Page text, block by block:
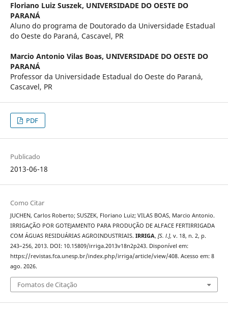
Floriano Luiz Suszek, UNIVERSIDADE DO OESTE DO
PARANÁ
Aluno do programa de Doutorado da Universidade Estadual
do Oeste do Paraná, Cascavel, PR
Marcio Antonio Vilas Boas, UNIVERSIDADE DO OESTE DO
PARANÁ
Professor da Universidade Estadual do Oeste do Paraná,
Cascavel, PR
PDF
Publicado
2013-06-18
Como Citar
JUCHEN, Carlos Roberto; SUSZEK, Floriano Luiz; VILAS BOAS, Marcio Antonio.
IRRIGAÇÃO POR GOTEJAMENTO PARA PRODUÇÃO DE ALFACE FERTIRRIGADA
COM ÁGUAS RESIDUÁRIAS AGROINDUSTRIAIS. IRRIGA, [S. l.], v. 18, n. 2, p.
243–256, 2013. DOI: 10.15809/irriga.2013v18n2p243. Disponível em:
https://revistas.fca.unesp.br/index.php/irriga/article/view/408. Acesso em: 8
ago. 2026.
Fomatos de Citação